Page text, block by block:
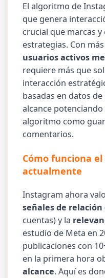
El algoritmo de
que genera
crucial que marcas
estrategias. Con
usuarios activos
requiere más que
interacción
basadas en datos
alcance potenciando
algoritmo como
comentarios.
Cómo funciona
actualmente
Instagram ahora
señales de relación
cuentas) y la
estudio de Meta en
publicaciones con
en la primera hora
alcance. Aquí es